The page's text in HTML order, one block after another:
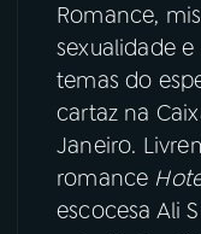
06VIDEOCASTS
07ÚLTIMAS
08PRÊMIO
Romance,
sexualidade
temas do
cartaz na
Janeiro.
romance
escocesa Ali